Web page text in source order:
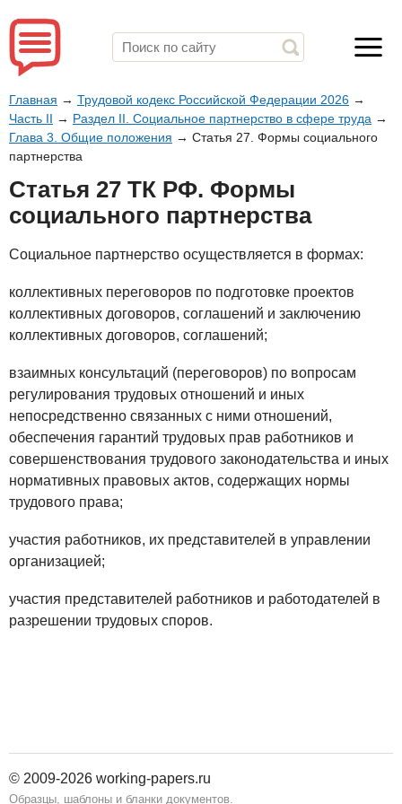
Главная → Трудовой кодекс Российской Федерации 2026 →
Часть II → Раздел II. Социальное партнерство в сфере труда →
Глава 3. Общие положения → Статья 27. Формы социального
партнерства
Статья 27 ТК РФ. Формы
социального партнерства
Социальное партнерство осуществляется в формах:
коллективных переговоров по подготовке проектов
коллективных договоров, соглашений и заключению
коллективных договоров, соглашений;
взаимных консультаций (переговоров) по вопросам
регулирования трудовых отношений и иных
непосредственно связанных с ними отношений,
обеспечения гарантий трудовых прав работников и
совершенствования трудового законодательства и иных
нормативных правовых актов, содержащих нормы
трудового права;
участия работников, их представителей в управлении
организацией;
участия представителей работников и работодателей в
разрешении трудовых споров.
© 2009-2026 working-papers.ru
Образцы, шаблоны и бланки документов.